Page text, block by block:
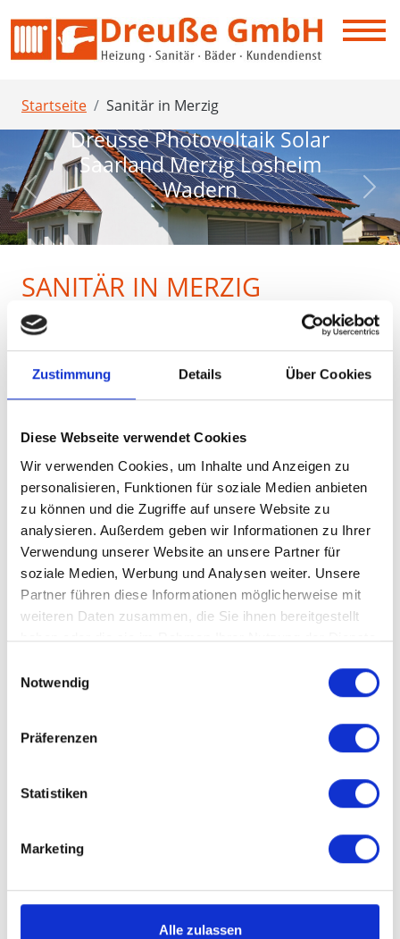
Zustimmung Details Über Cookies
Diese Webseite verwendet Cookies
Wir verwenden Cookies, um Inhalte und Anzeigen zu
personalisieren, Funktionen für soziale Medien anbieten
zu können und die Zugriffe auf unsere Website zu
analysieren. Außerdem geben wir Informationen zu Ihrer
Verwendung unserer Website an unsere Partner für
soziale Medien, Werbung und Analysen weiter. Unsere
Partner führen diese Informationen möglicherweise mit
weiteren Daten zusammen, die Sie ihnen bereitgestellt
haben oder die sie im Rahmen Ihrer Nutzung der Dienste
Notwendig
Präferenzen
Statistiken
Marketing
Alle zulassen
Startseite Sanitär in Merzig
Dreusse Photovoltaik Solar
Saarland Merzig Losheim
Wadern
Previous Next
SANITÄR IN MERZIG